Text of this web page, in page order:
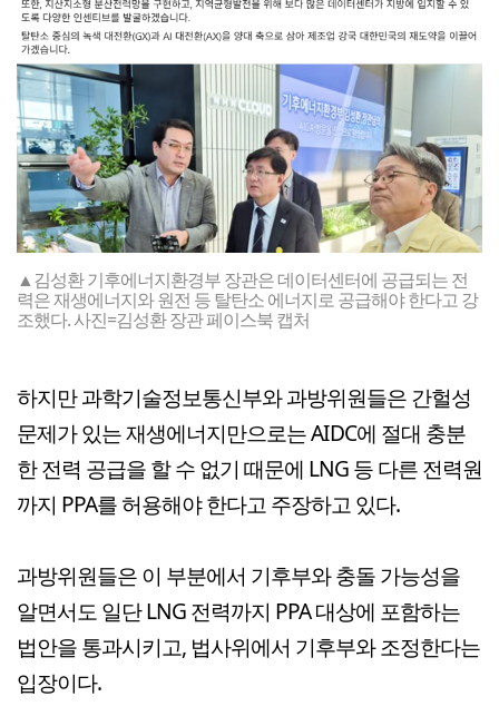
▲김성환 기후에너지환경부 장관은 데이터센터에 공급되는 전
력은 재생에너지와 원전 등 탈탄소 에너지로 공급해야 한다고 강
조했다. 사진=김성환 장관 페이스북 캡처
하지만 과학기술정보통신부와 과방위원들은 간헐성
문제가 있는 재생에너지만으로는 AIDC에 절대 충분
한 전력 공급을 할 수 없기 때문에 LNG 등 다른 전력원
까지 PPA를 허용해야 한다고 주장하고 있다.
과방위원들은 이 부분에서 기후부와 충돌 가능성을
알면서도 일단 LNG 전력까지 PPA 대상에 포함하는
법안을 통과시키고, 법사위에서 기후부와 조정한다는
입장이다.